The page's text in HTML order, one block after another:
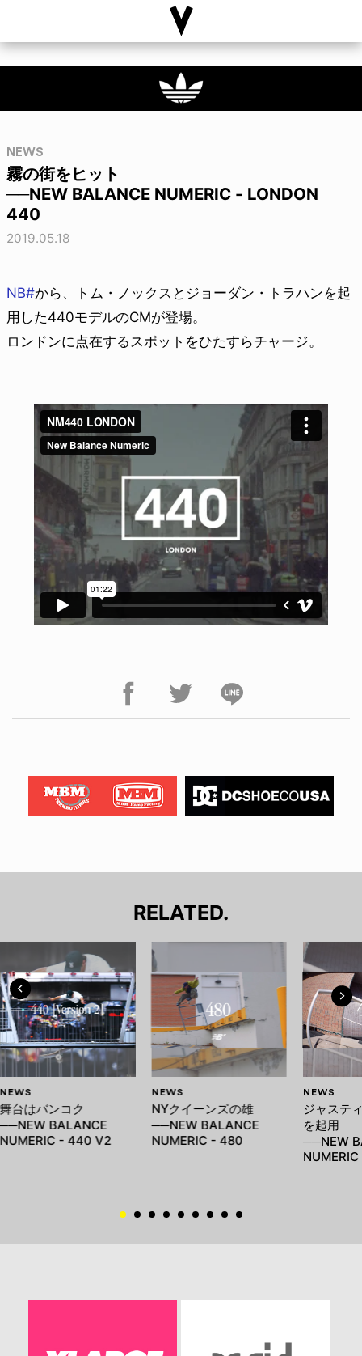
NEWS
霧の街をヒット
──NEW BALANCE NUMERIC - LONDON
440
2019.05.18
NB#から、トム・ノックスとジョーダン・トラハンを起
用した440モデルのCMが登場。
ロンドンに点在するスポットをひたすらチャージ。
RELATED.
NEWS
舞台はバンコク
──NEW BALANCE
NUMERIC - 440 V2
NEWS
NYクイーンズの雄
──NEW BALANCE
NUMERIC - 480
NEWS
ジャステ
を起用
──NEW